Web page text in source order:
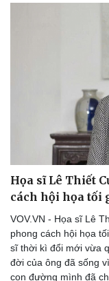
Họa sĩ Lê Thiết
cách hội họa tối
VOV.VN - Họa sĩ Lê
phong cách hội họa
sĩ thời kì đổi mới vừa
đời của ông đã sống
con đường mình đã